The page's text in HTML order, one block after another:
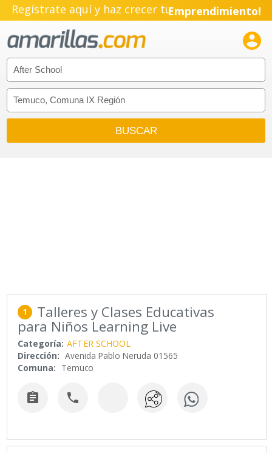
Regístrate aquí y haz crecer tuEmprendimiento!

1 Talleres y Clases Educativas
para Niños Learning Live
Categoría: AFTER SCHOOL
Dirección: Avenida Pablo Neruda 01565
Comuna: Temuco
 